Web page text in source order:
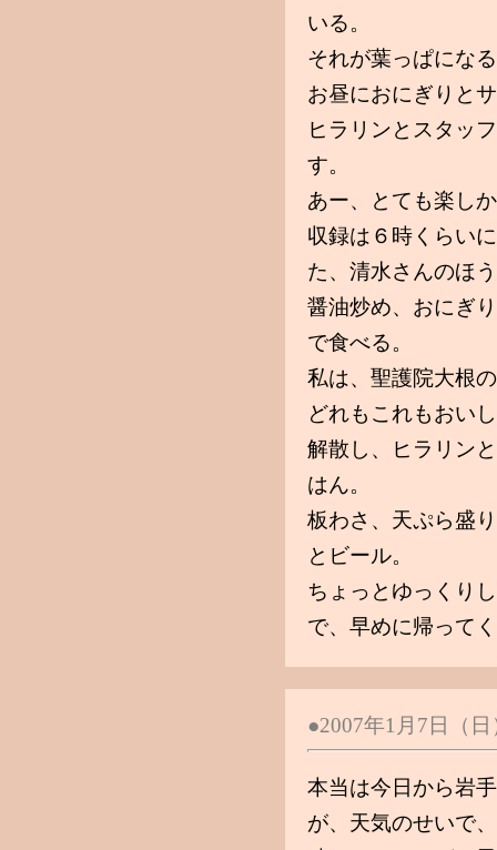
いる。
それが葉っぱにな
お昼におにぎりと
ヒラリンとスタッ
す。
あー、とても楽し
収録は６時くらい
た、清水さんのほ
醤油炒め、おにぎ
で食べる。
私は、聖護院大根
どれもこれもおい
解散し、ヒラリン
はん。
板わさ、天ぷら盛
とビール。
ちょっとゆっくり
で、早めに帰って
●2007年1月7日（
本当は今日から岩
が、天気のせいで